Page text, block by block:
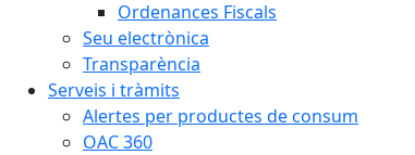
Ordenances Fiscals
Seu electrònica
Transparència
Serveis i tràmits
Alertes per productes de consum
OAC 360